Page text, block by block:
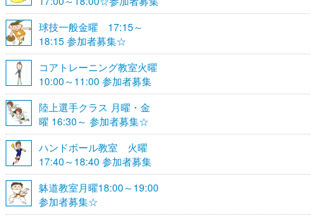
☆
球技一般金曜 17:15～
18:15 参加者募集☆
コアトレーニング教室火曜
10:00～11:00 参加者募集
陸上選手クラス 月曜・金
曜 16:30～ 参加者募集☆
ハンドボール教室 火曜
17:40～18:40 参加者募集
☆
躰道教室月曜18:00～19:00
参加者募集☆